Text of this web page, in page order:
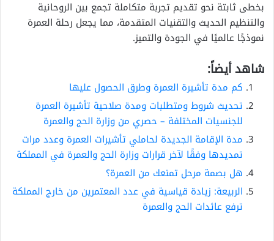
بخطى ثابتة نحو تقديم تجربة متكاملة تجمع بين الروحانية
والتنظيم الحديث والتقنيات المتقدمة، مما يجعل رحلة العمرة
نموذجًا عالميًا في الجودة والتميز.
شاهد أيضاً:
كم مدة تأشيرة العمرة وطرق الحصول عليها
تحديث شروط ومتطلبات ومدة صلاحية تأشيرة العمرة
للجنسيات المختلفة – حصري من وزارة الحج والعمرة
مدة الإقامة الجديدة لحاملي تأشيرات العمرة وعدد مرات
تمديدها وفقًا لآخر قرارات وزارة الحج والعمرة في المملكة
هل بصمة مرحل تمنعك من العمرة؟
الربيعة: زيادة قياسية في عدد المعتمرين من خارج المملكة
ترفع عائدات الحج والعمرة